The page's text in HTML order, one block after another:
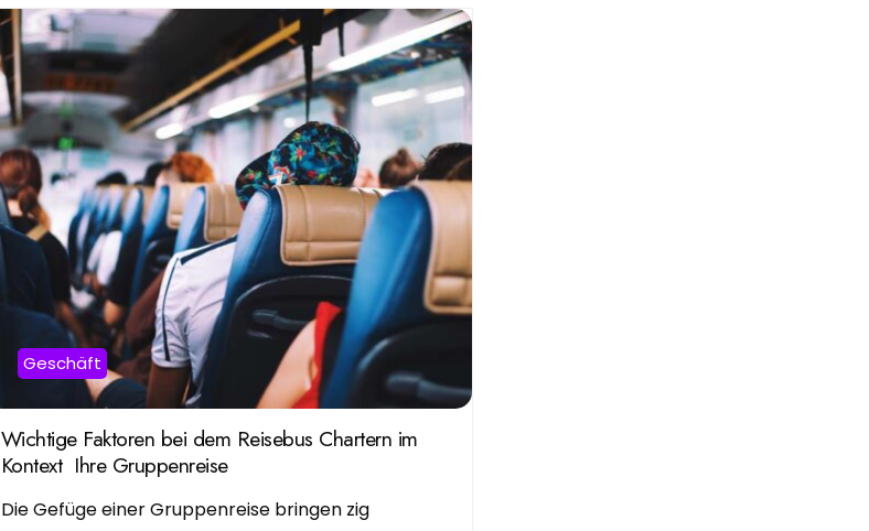
Geschäft
Wichtige Faktoren bei dem Reisebus Chartern im
Kontext Ihre Gruppenreise
Die Gefüge einer Gruppenreise bringen zig